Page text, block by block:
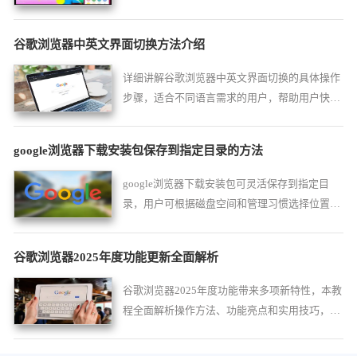
谷歌浏览器中英文界面切换方法介绍
详细讲解谷歌浏览器中英文界面切换的具体操作
步骤，适合不同语言需求的用户，帮助用户快速
google浏览器下载安装包保存到指定目录的方法
google浏览器下载安装包可灵活保存到指定目
录，用户可根据磁盘空间和管理习惯选择位置，
谷歌浏览器2025年度功能更新全面解析
谷歌浏览器2025年度功能带来多项新特性，本教
程全面解析操作方法、功能亮点和实用技巧，帮